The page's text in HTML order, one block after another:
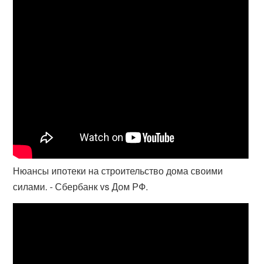
Нюансы ипотеки на строительство дома своими
силами. - Сбербанк vs Дом РФ.